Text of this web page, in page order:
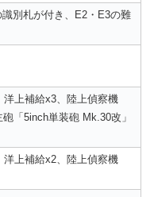
別札が付き、E2・E3の難
上補給x3、陸上偵察機
「5inch単装砲 Mk.30改」
上補給x2、陸上偵察機